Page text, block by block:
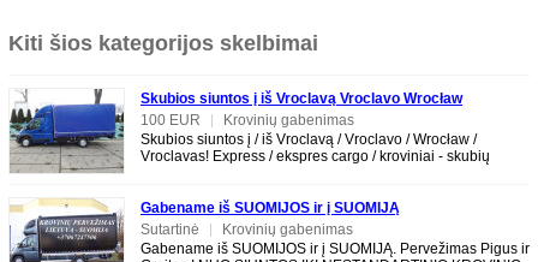
Kiti šios kategorijos skelbimai
Skubios siuntos į iš Vroclavą Vroclavo Wrocław
Vroclavas
100 EUR
Krovinių gabenimas
Skubios siuntos į / iš Vroclavą / Vroclavo / Wrocław /
Vroclavas! Express / ekspres cargo / kroviniai - skubių
Gabename iš SUOMIJOS ir į SUOMIJĄ
Sutartinė
Krovinių gabenimas
Gabename iš SUOMIJOS ir į SUOMIJĄ. Pervežimas Pigus ir